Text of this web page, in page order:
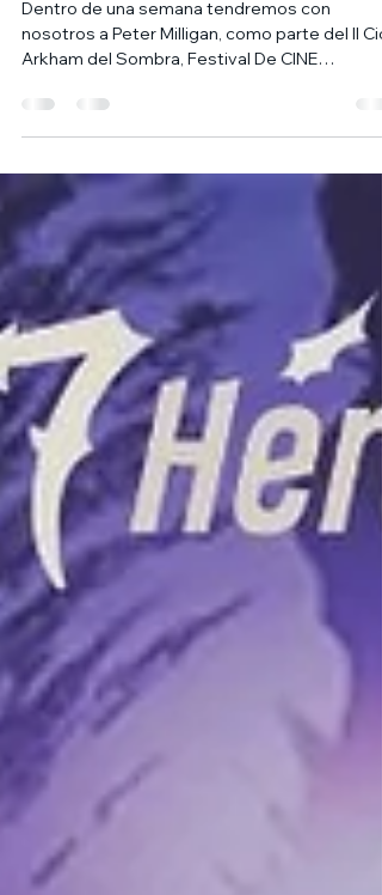
PETER MILLIGAN. II Ciclo
Arkham
Dentro de una semana tendremos con
Fantástico...